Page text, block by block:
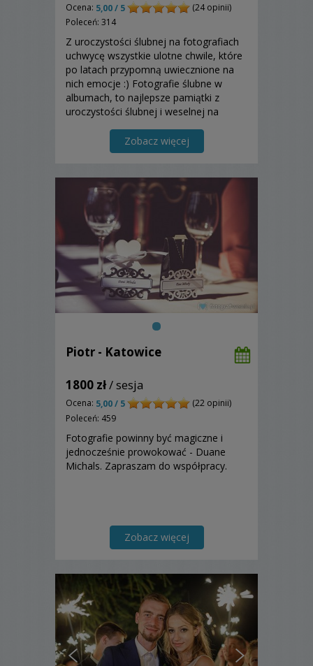
Ocena: 5,00 / 5
(24 opinii)
Poleceń: 314
Z uroczystości ślubnej na fotografiach
uchwycę wszystkie ulotne chwile, które
po latach przypomną uwiecznione na
nich emocje :) Fotografie ślubne w
albumach, to najlepsze pamiątki z
uroczystości ślubnej i weselnej na
Waszą miłość, szczęście, radość i inne
Zobacz więcej
Piotr - Katowice
1800 zł/ sesja
Ocena: 5,00 / 5
(22 opinii)
Poleceń: 459
Fotografie powinny być magiczne i
jednocześnie prowokować - Duane
Michals. Zapraszam do współpracy.
Zobacz więcej